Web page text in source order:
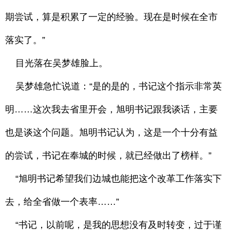
期尝试，算是积累了一定的经验。现在是时候在全市
落实了。”
目光落在吴梦雄脸上。
吴梦雄急忙说道：“是的是的，书记这个指示非常英
明……这次我去省里开会，旭明书记跟我谈话，主要
也是谈这个问题。旭明书记认为，这是一个十分有益
的尝试，书记在奉城的时候，就已经做出了榜样。”
“旭明书记希望我们边城也能把这个改革工作落实下
去，给全省做一个表率……”
“书记，以前呢，是我的思想没有及时转变，过于谨